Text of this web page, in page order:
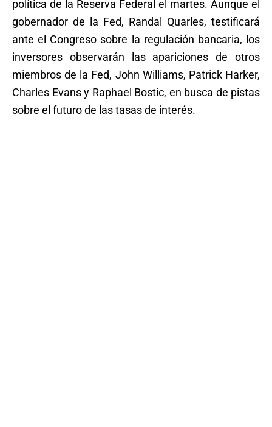
política de la Reserva Federal el martes. Aunque el
gobernador de la Fed, Randal Quarles, testificará
ante el Congreso sobre la regulación bancaria, los
inversores observarán las apariciones de otros
miembros de la Fed, John Williams, Patrick Harker,
Charles Evans y Raphael Bostic, en busca de pistas
sobre el futuro de las tasas de interés.